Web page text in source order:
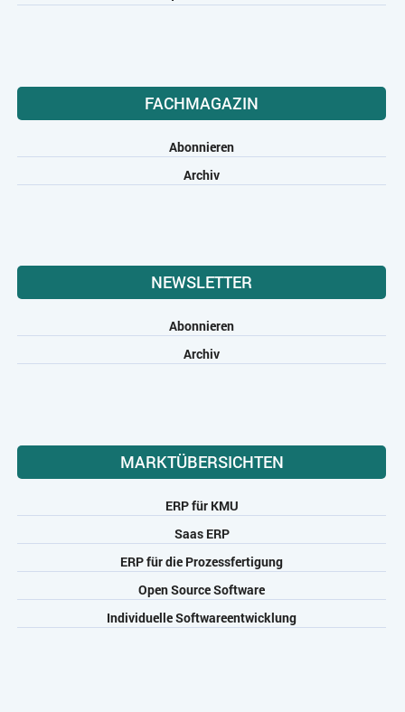
FACHMAGAZIN
Abonnieren
Archiv
NEWSLETTER
Abonnieren
Archiv
MARKTÜBERSICHTEN
ERP für KMU
Saas ERP
ERP für die Prozessfertigung
Open Source Software
Individuelle Softwareentwicklung